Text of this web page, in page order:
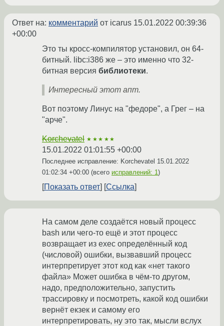
Ответ на: комментарий от icarus 15.01.2022 00:39:36
+00:00
Это ты кросс-компилятор установил, он 64-
битный. libc:i386 же – это именно что 32-
битная версия библиотеки.
Интересный этот апт.
Вот поэтому Линус на "федоре", а Грег – на
"арче".
Korchevatel ★★★★★
15.01.2022 01:01:55 +00:00
Последнее исправление: Korchevatel 15.01.2022
01:02:34 +00:00 (всего исправлений: 1)
Показать ответ Ссылка
На самом деле создаётся новый процесс
bash или чего-то ещё и этот процесс
возвращает из exec определённый код
(числовой) ошибки, вызвавший процесс
интерпретирует этот код как «нет такого
файла» Может ошибка в чём-то другом,
надо, предположительно, запустить
трассировку и посмотреть, какой код ошибки
вернёт екзек и самому его
интерпретировать, ну это так, мысли вслух